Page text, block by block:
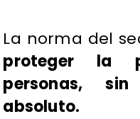
La norma del
proteger la
personas,
absoluto.